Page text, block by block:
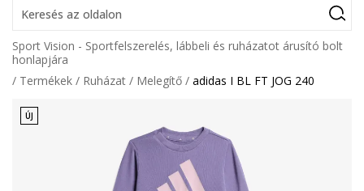
Keresés az oldalon
Sport Vision - Sportfelszerelés, lábbeli és ruházatot árusító bolt
honlapjára
Termékek
Ruházat Melegítő adidas I BL FT JOG 240
ÚJ